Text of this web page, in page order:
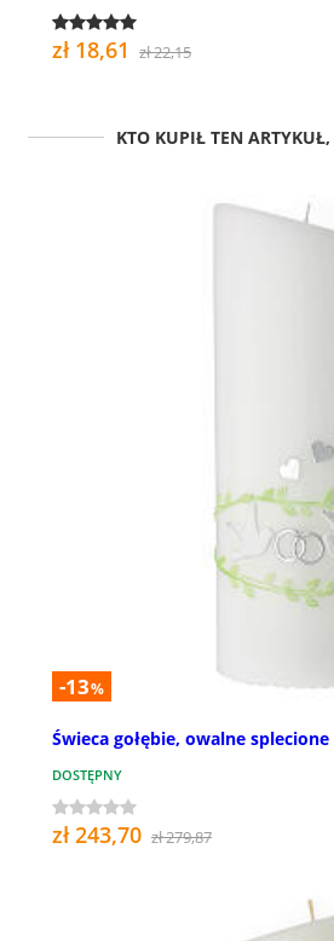
zł 18,61 zł 22,15
KTO KUPIŁ TEN
-13%
Świeca gołębie, owalne
DOSTĘPNY
zł 243,70 zł 279,87